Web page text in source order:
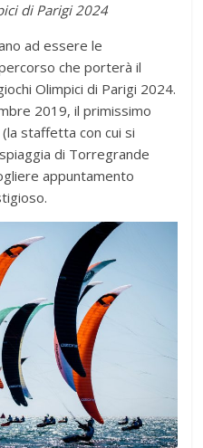
di Parigi 2024
ad essere le
che porterà il
Olimpici di Parigi 2024.
2019, il primissimo
staffetta con cui si
di Torregrande
appuntamento